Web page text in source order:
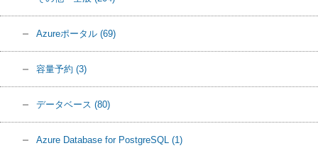
Azureポータル (69)
容量予約 (3)
データベース (80)
Azure Database for PostgreSQL (1)